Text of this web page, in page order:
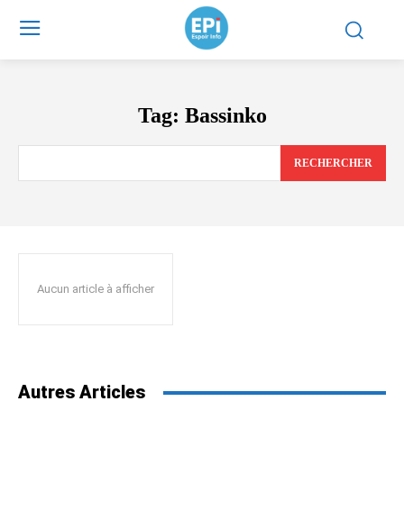
Tag: Bassinko
RECHERCHER
Aucun article à afficher
Autres Articles